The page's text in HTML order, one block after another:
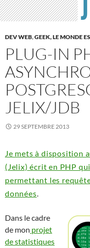
DEV WEB,GEEK, LE MONDE
PLUG-IN
JELIX/JDB
29 SEPTEMBRE 2013
Je mets à disposition
(Jelix) écrit en PHP
permettant les
données.
Dans le cadre
de mon projet
de statistiques